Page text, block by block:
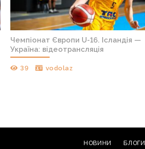
Чемпіонат Європи U-16. Ісландія —
Україна: відеотрансляція
39 vodolaz
НОВИНИ БЛОГИ